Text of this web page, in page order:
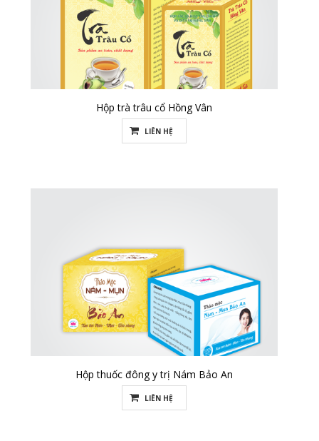
Hộp trà trâu cổ Hồng Vân
LIÊN HỆ
Hộp thuốc đông y trị Nám Bảo An
LIÊN HỆ